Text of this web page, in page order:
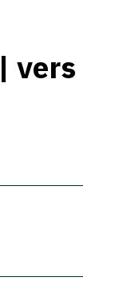
vers